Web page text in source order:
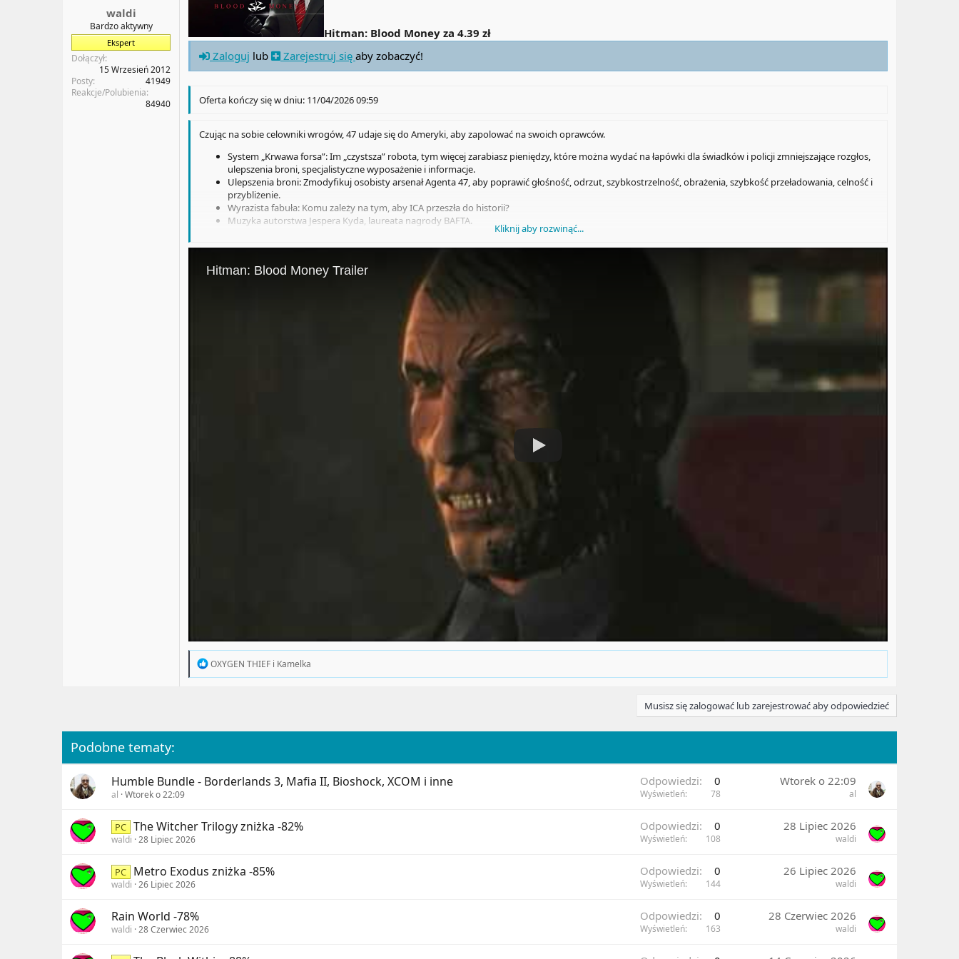
u
t
y
waldi
Bardzo aktywny
Ekspert
Dołączył
15 Wrzesień 2012
Posty
41949
Reakcje/Polubienia
84940
Hitman: Blood Money za 4.39 zł
Zaloguj lub Zarejestruj się aby zobaczyć!
Oferta kończy się w dniu: 11/04/2026 09:59
Czując na sobie celowniki wrogów, 47 udaje się do Ameryki, aby zapolować na swoich oprawców.
System „Krwawa forsa”: Im „czystsza” robota, tym więcej zarabiasz pieniędzy, które można wydać na łapówki dla świadków i policji zmniejszające rozgłos,
ulepszenia broni, specjalistyczne wyposażenie i informacje.
Ulepszenia broni: Zmodyfikuj osobisty arsenał Agenta 47, aby poprawić głośność, odrzut, szybkostrzelność, obrażenia, szybkość przeładowania, celność i
przybliżenie.
Wyrazista fabuła: Komu zależy na tym, aby ICA przeszła do historii?
Muzyka autorstwa Jespera Kyda, laureata nagrody BAFTA.
Kliknij aby rozwinąć...
R
o
:
OXYGEN THIEF i Kamelka
Musisz się zalogować lub zarejestrować aby odpowiedzieć
Podobne tematy:
Humble Bundle - Borderlands 3, Mafia II, Bioshock, XCOM i inne
al Wtorek o 22:09
Odpowiedzi 0
Wyświetleń 78
Wtorek o 22:09
al
PC The Witcher Trilogy zniżka -82%
waldi 28 Lipiec 2026
Odpowiedzi 0
Wyświetleń 108
28 Lipiec 2026
waldi
PC Metro Exodus zniżka -85%
waldi 26 Lipiec 2026
Odpowiedzi 0
Wyświetleń 144
26 Lipiec 2026
waldi
Rain World -78%
waldi 28 Czerwiec 2026
Odpowiedzi 0
Wyświetleń 163
28 Czerwiec 2026
waldi